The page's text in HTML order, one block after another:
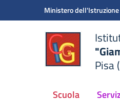
Vai ai contenuti
Vai al menu di navigazione
Ministero
Pisa
Scuola